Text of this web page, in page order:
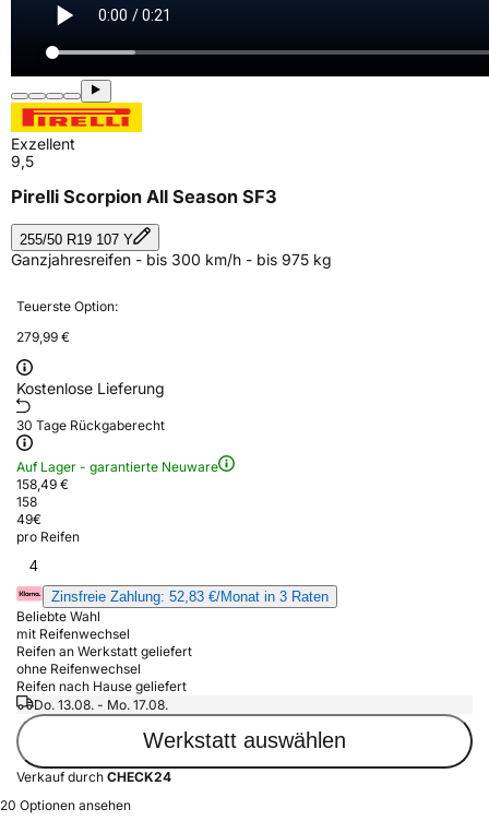
Exzellent
9,5
Pirelli Scorpion All Season SF3
255/50 R19 107 Y
Ganzjahresreifen - bis 300 km/h - bis 975 kg
Teuerste Option:
279,99 €
Kostenlose Lieferung
30 Tage Rückgaberecht
Auf Lager - garantierte Neuware
158,49 €
158
49€
pro Reifen
4
Zinsfreie Zahlung: 52,83 €/Monat in 3 Raten
Beliebte Wahl
mit Reifenwechsel
Reifen an Werkstatt geliefert
ohne Reifenwechsel
Reifen nach Hause geliefert
Do. 13.08. - Mo. 17.08.
Werkstatt auswählen
Verkauf durch CHECK24
20 Optionen ansehen